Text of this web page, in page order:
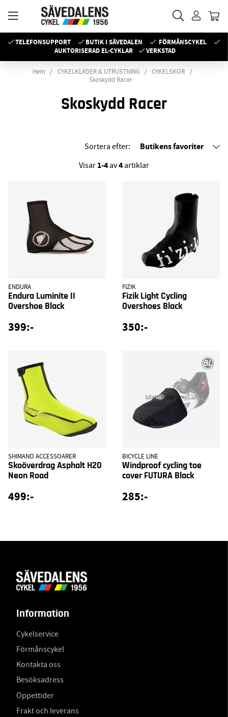
TELEFONSUPPORT BUTIK I SÄVEDALEN
FÖRMÅNSCYKEL
AUKTORISERAD EL-CYKLAR
VERKSTAD
Hem CYKELKLÄDER & UTRUSTNING
CYKELSKOR
Skoskydd Racer
Skoskydd Racer
Sortera efter: Butikens favoriter
Visar 1-4av4artiklar
ENDURA
Endura Luminite II
Overshoe Black
399:-
FIZIK
Fizik Light Cycling
Overshoes Black
350:-
SHIMANO ACCESSOARER
Skoöverdrag Asphalt H20
Neon Road
499:-
BICYCLE LINE
Windproof cycling toe
cover FUTURA Black
285:-
Information
Cykelservice
Förmånscykel
Kontakta oss
Besöksadress
Öppettider
Frakt och leverans